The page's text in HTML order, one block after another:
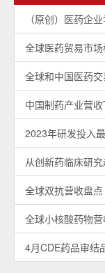
（原创）医药企
全球医药贸易市
全球和中国医药
中国制药产业营
2023年研发投入
从创新药临床研
全球双抗营收盘点
全球小核酸药物营
4月CDE药品审结